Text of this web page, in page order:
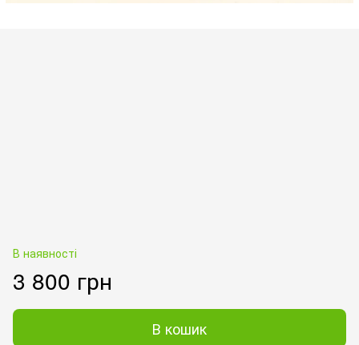
В наявності
3 800 грн
В кошик